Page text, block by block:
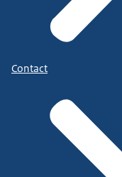
Contact